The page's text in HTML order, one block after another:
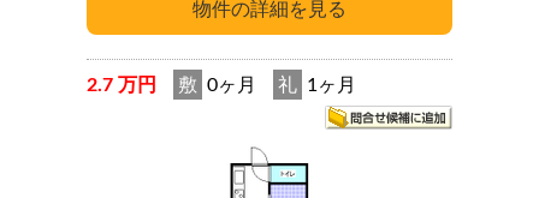
2.7 万円 敷 0ヶ月 礼 1ヶ月